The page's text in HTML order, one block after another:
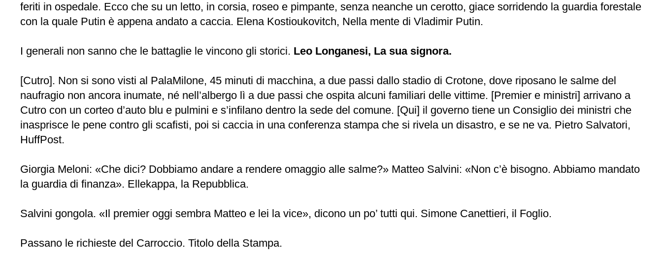
feriti in ospedale. Ecco che su un letto, in corsia, roseo e pimpante, senza neanche un cerotto, giace sorridendo la guardia forestale
con la quale Putin è appena andato a caccia. Elena Kostioukovitch, Nella mente di Vladimir Putin.
I generali non sanno che le battaglie le vincono gli storici. Leo Longanesi, La sua signora.
[Cutro]. Non si sono visti al PalaMilone, 45 minuti di macchina, a due passi dallo stadio di Crotone, dove riposano le salme del
naufragio non ancora inumate, né nell’albergo lì a due passi che ospita alcuni familiari delle vittime. [Premier e ministri] arrivano a
Cutro con un corteo d’auto blu e pulmini e s’infilano dentro la sede del comune. [Qui] il governo tiene un Consiglio dei ministri che
inasprisce le pene contro gli scafisti, poi si caccia in una conferenza stampa che si rivela un disastro, e se ne va. Pietro Salvatori,
HuffPost.
Giorgia Meloni: «Che dici? Dobbiamo andare a rendere omaggio alle salme?» Matteo Salvini: «Non c’è bisogno. Abbiamo mandato
la guardia di finanza». Ellekappa, la Repubblica.
Salvini gongola. «Il premier oggi sembra Matteo e lei la vice», dicono un po’ tutti qui. Simone Canettieri, il Foglio.
Passano le richieste del Carroccio. Titolo della Stampa.